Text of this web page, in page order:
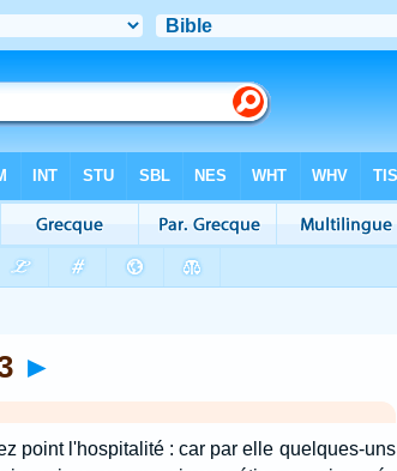
►
point l'hospitalité : car par elle quelques-uns